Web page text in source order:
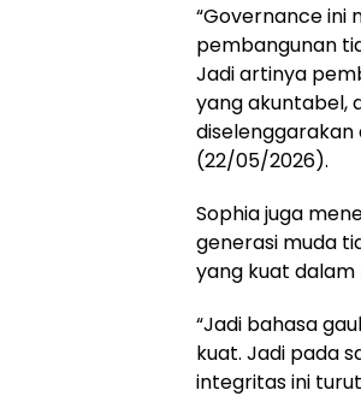
“Governance ini
pembangunan
Jadi artinya
yang akuntabel,
diselenggarakan
(22/05/2026).
Sophia juga
generasi muda
yang kuat
“Jadi bahasa
kuat. Jadi pada
integritas ini